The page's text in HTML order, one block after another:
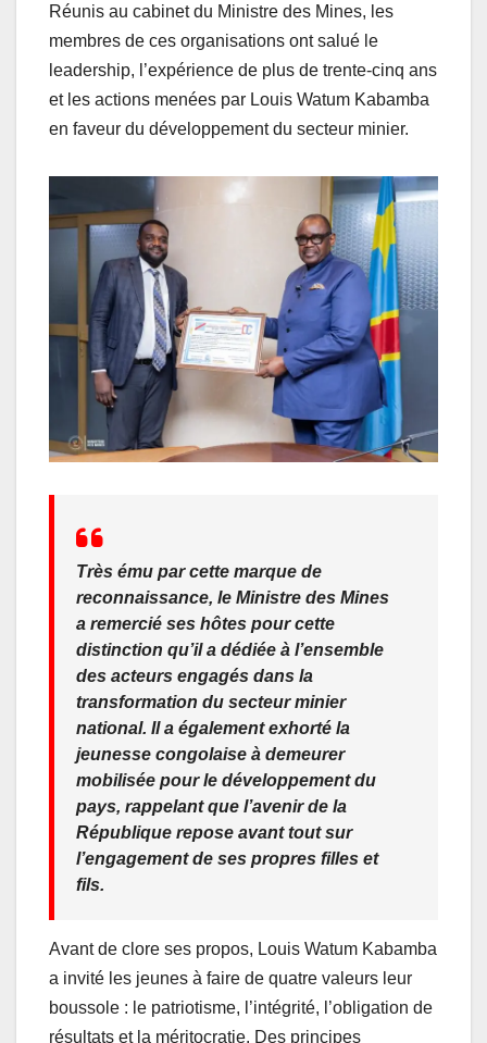
Réunis au cabinet du Ministre des Mines, les
membres de ces organisations ont salué le
leadership, l’expérience de plus de trente-cinq ans
et les actions menées par Louis Watum Kabamba
en faveur du développement du secteur minier.
Très ému par cette marque de
reconnaissance, le Ministre des Mines
a remercié ses hôtes pour cette
distinction qu’il a dédiée à l’ensemble
des acteurs engagés dans la
transformation du secteur minier
national. Il a également exhorté la
jeunesse congolaise à demeurer
mobilisée pour le développement du
pays, rappelant que l’avenir de la
République repose avant tout sur
l’engagement de ses propres filles et
fils.
Avant de clore ses propos, Louis Watum Kabamba
a invité les jeunes à faire de quatre valeurs leur
boussole : le patriotisme, l’intégrité, l’obligation de
résultats et la méritocratie. Des principes